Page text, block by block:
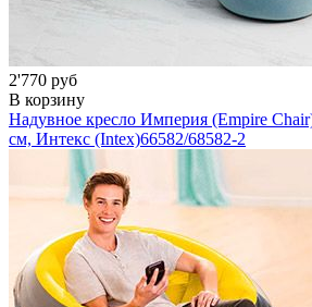
2'770 руб
В корзину
Надувное кресло Империя (Empire
см, Интекс (Intex)66582/68582-2